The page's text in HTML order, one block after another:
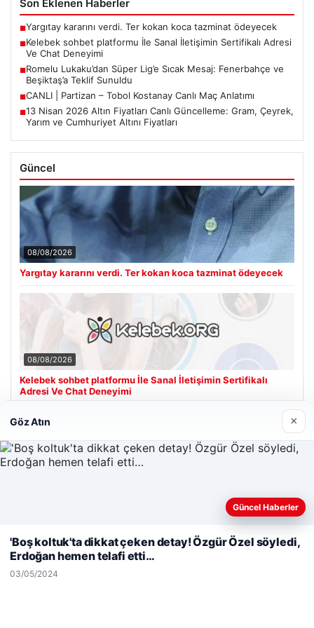
Son Eklenen Haberler
■Yargıtay kararını verdi. Ter kokan koca tazminat ödeyecek
■Kelebek sohbet platformu İle Sanal İletişimin Sertifikalı Adresi
Ve Chat Deneyimi
■Romelu Lukaku’dan Süper Lig’e Sıcak Mesaj: Fenerbahçe ve
Beşiktaş’a Teklif Sunuldu
■CANLI | Partizan – Tobol Kostanay Canlı Maç Anlatımı
■13 Nisan 2026 Altın Fiyatları Canlı Güncelleme: Gram, Çeyrek,
Yarım ve Cumhuriyet Altını Fiyatları
Güncel
08/08/2026
Yargıtay kararını verdi. Ter kokan koca tazminat ödeyecek
08/08/2026
Kelebek sohbet platformu İle Sanal İletişimin Sertifikalı
Adresi Ve Chat Deneyimi
Son Eklenen Firmalar
Web sitemizi nasıl kullandığınızı daha iyi anlayabilmek,
kullanıyoruz. Çerez Politikamız
Reddet
Göz Atın ×
Güncel Haberler
'Boş koltuk'ta dikkat çeken detay! Özgür Özel söyledi,
Erdoğan hemen telafi etti…
03/05/2024